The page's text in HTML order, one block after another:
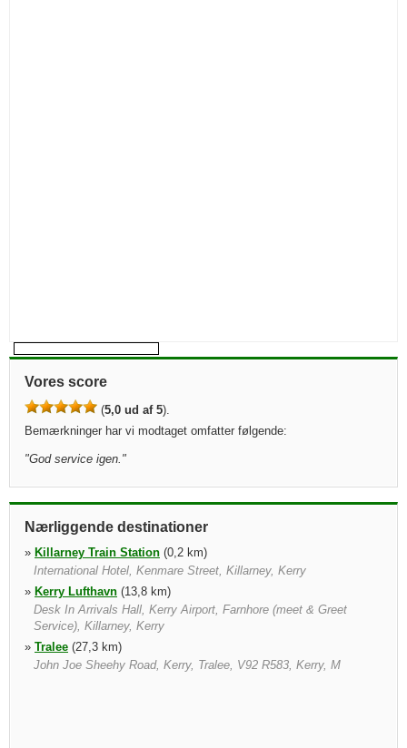
Vores score
(5,0 ud af 5).
Bemærkninger har vi modtaget omfatter følgende:
"God service igen. "
Nærliggende destinationer
» Killarney Train Station (0,2 km)
International Hotel, Kenmare Street, Killarney, Kerry
» Kerry Lufthavn (13,8 km)
Desk In Arrivals Hall, Kerry Airport, Farnhore (meet & Greet
Service), Killarney, Kerry
» Tralee (27,3 km)
John Joe Sheehy Road, Kerry, Tralee, V92 R583, Kerry, M